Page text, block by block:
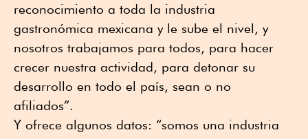
reconocimiento a toda la industria
gastronómica mexicana y le sube el nivel, y
nosotros trabajamos para todos, para hacer
crecer nuestra actividad, para detonar su
desarrollo en todo el país, sean o no
afiliados”.
Y ofrece algunos datos: “somos una industria